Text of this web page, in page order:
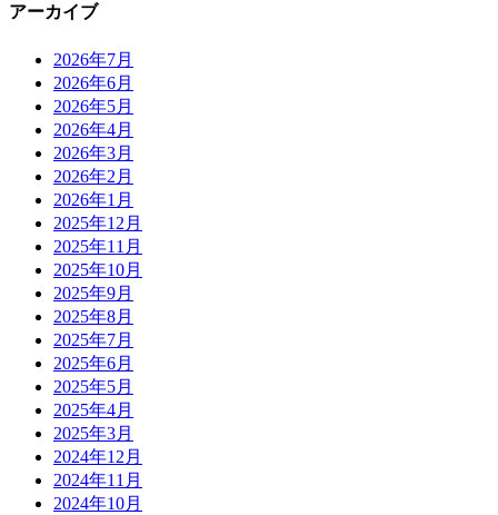
アーカイブ
2026年7月
2026年6月
2026年5月
2026年4月
2026年3月
2026年2月
2026年1月
2025年12月
2025年11月
2025年10月
2025年9月
2025年8月
2025年7月
2025年6月
2025年5月
2025年4月
2025年3月
2024年12月
2024年11月
2024年10月